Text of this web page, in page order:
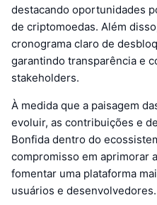
destacando oportunidades
de criptomoedas. Além
cronograma claro de
garantindo transparência e
stakeholders.
À medida que a paisagem
evoluir, as contribuições e
Bonfida dentro do
compromisso em aprimorar
fomentar uma plataforma
usuários e desenvolvedores.